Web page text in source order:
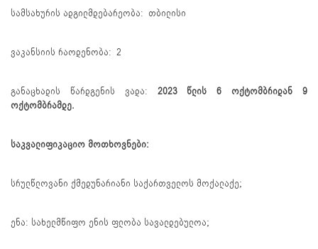
სამსახურის ადგილმდებარეობა: თბილისი
ვაკანსიის რაოდენობა: 2
განაცხადის წარდგენის ვადა: 2023 წლის 6 ოქტომბრიდან 9
ოქტომბრამდე.
საკვალიფიკაციო მოთხოვნები:
სრულწლოვანი ქმედუნარიანი საქართველოს მოქალაქე;
ენა: სახელმწიფო ენის ფლობა სავალდებულოა;